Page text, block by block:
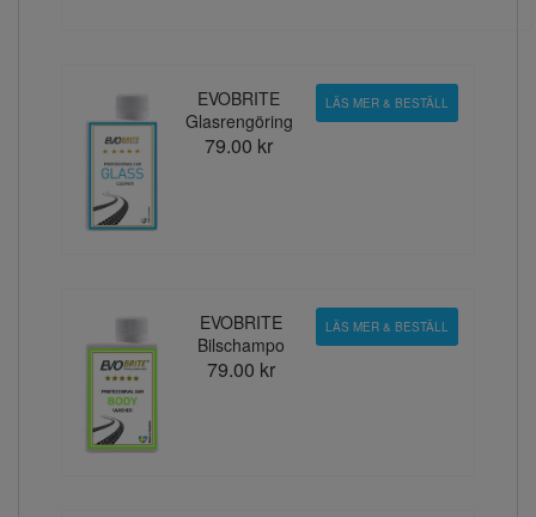
EVOBRITE
Glasrengöring
79.00 kr
LÄS MER & BESTÄLL
EVOBRITE
Bilschampo
79.00 kr
LÄS MER & BESTÄLL